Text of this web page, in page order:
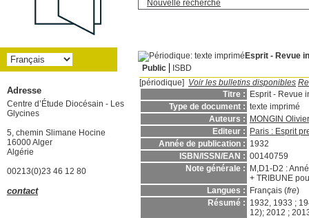
Nouvelle recherche
Esprit - Revue
Public
ISBD
[périodique] Voir les bulletins disponibles
Titre :
Esprit - Revue
Type de document : texte imprimé
Auteurs :
MONGIN Olivier
Editeur :
Paris : Esprit
Année de publication : 1932
ISBN/ISSN/EAN : 00140759
Note générale :
M,D1-D2 :
+ TRIBUNE
Langues :
Français (fre)
Résumé : 1932, 1933 ;
12); 2012 ;
Adresse
Centre d’Étude Diocésain - Les
Glycines
5, chemin Slimane Hocine
16000 Alger
Algérie
00213(0)23 46 12 80
contact